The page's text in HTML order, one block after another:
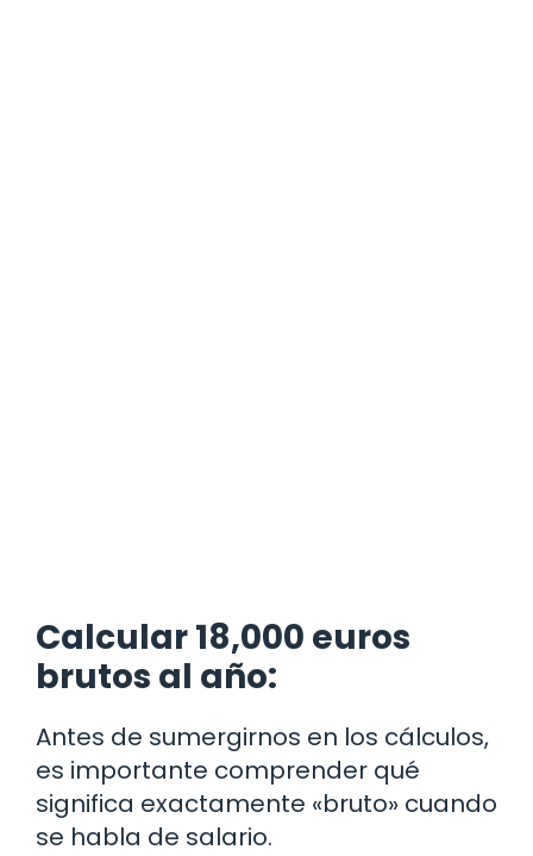
Calcular 18,000 euros
brutos al año:
Antes de sumergirnos en los cálculos,
es importante comprender qué
significa exactamente «bruto» cuando
se habla de salario.